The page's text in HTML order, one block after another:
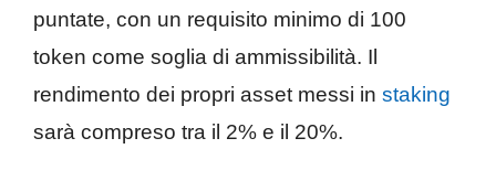
puntate, con un requisito minimo di 100
token come soglia di ammissibilità. Il
rendimento dei propri asset messi in staking
sarà compreso tra il 2% e il 20%.